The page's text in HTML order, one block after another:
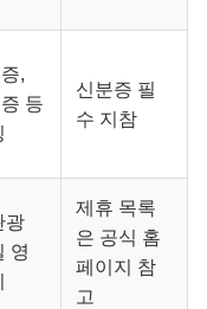
,
등
신분증 필
수 지참
광
영
제휴 목록
은 공식 홈
페이지 참
고